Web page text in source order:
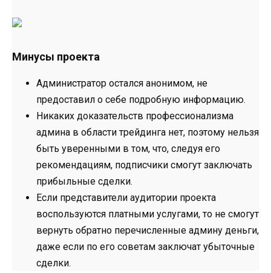
Минусы проекта
Администратор остался анонимом, не
предоставил о себе подробную информацию.
Никаких доказательств профессионализма
админа в области трейдинга нет, поэтому нельзя
быть уверенными в том, что, следуя его
рекомендациям, подписчики смогут заключать
прибыльные сделки.
Если представители аудитории проекта
воспользуются платными услугами, то не смогут
вернуть обратно перечисленные админу деньги,
даже если по его советам заключат убыточные
сделки.